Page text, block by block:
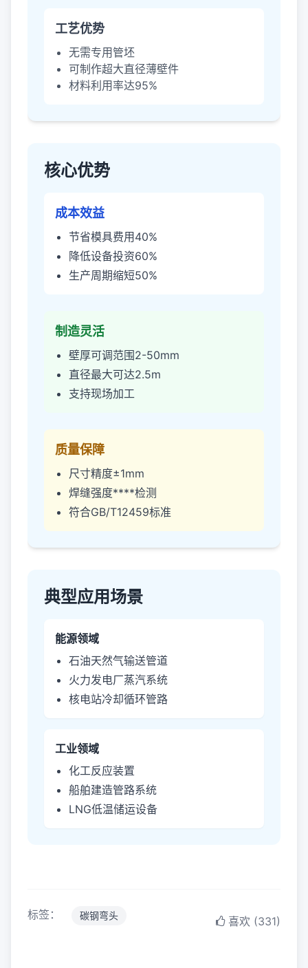
工艺优势
无需专用管坯
可制作超大直径薄壁件
材料利用率达95%
核心优势
成本效益
节省模具费用40%
降低设备投资60%
生产周期缩短50%
制造灵活
壁厚可调范围2-50mm
直径最大可达2.5m
支持现场加工
质量保障
尺寸精度±1mm
焊缝强度****检测
符合GB/T12459标准
典型应用场景
能源领域
石油天然气输送管道
火力发电厂蒸汽系统
核电站冷却循环管路
工业领域
化工反应装置
船舶建造管路系统
LNG低温储运设备
标签： 碳钢弯头 喜欢 (331)